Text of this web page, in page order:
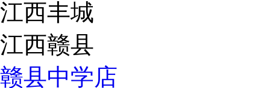
江西丰城
江西赣县
赣县中学店